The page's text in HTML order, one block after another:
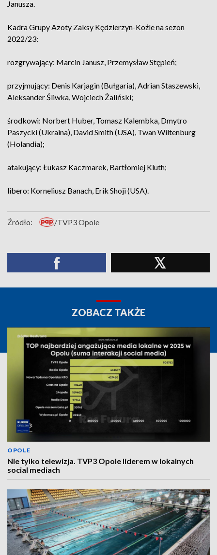
Janusza.
Kadra Grupy Azoty Zaksy Kędzierzyn-Koźle na sezon
2022/23:
rozgrywający: Marcin Janusz, Przemysław Stępień;
przyjmujący: Denis Karjagin (Bułgaria), Adrian Staszewski,
Aleksander Śliwka, Wojciech Żaliński;
środkowi: Norbert Huber, Tomasz Kalembka, Dmytro
Paszycki (Ukraina), David Smith (USA), Twan Wiltenburg
(Holandia);
atakujący: Łukasz Kaczmarek, Bartłomiej Kluth;
libero: Korneliusz Banach, Erik Shoji (USA).
Źródło: /TVP3 Opole
ZOBACZ TAKŻE
OPOLE
Nie tylko telewizja. TVP3 Opole liderem w lokalnych
social mediach